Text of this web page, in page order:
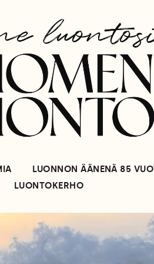
LUONNON ÄÄNENÄ 85
LUONTOKERHO